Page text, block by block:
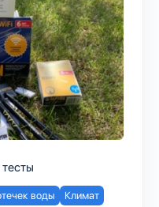
воды
Климат